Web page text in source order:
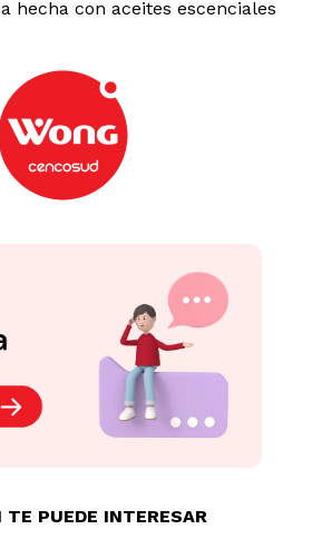
Ambientador Glade
Aerosol Paraíso Azul
400ml
10.90